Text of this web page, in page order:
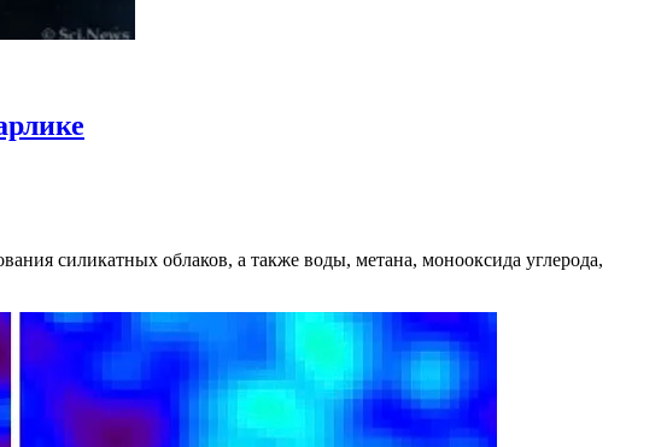
силикатных облаков, а также воды, метана, монооксида углерода,